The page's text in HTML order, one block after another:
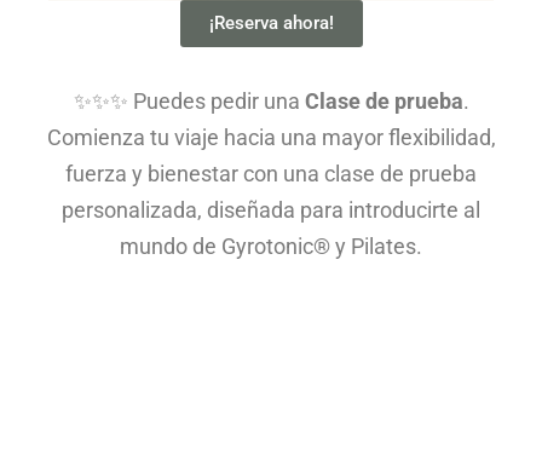
¡Reserva ahora!
✨✨✨ Puedes pedir una Clase de prueba.
Comienza tu viaje hacia una mayor flexibilidad,
fuerza y bienestar con una clase de prueba
personalizada, diseñada para introducirte al
mundo de Gyrotonic® y Pilates.